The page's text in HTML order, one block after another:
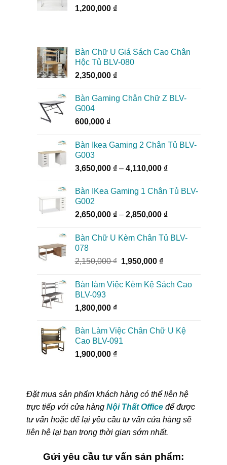
1,200,000 ₫
Bàn Chữ U Giá Sách Cao Chân
Hộc Tủ BLV-080
2,350,000 ₫
Bàn Gaming Chân Chữ Z BLV-
G004
600,000 ₫
Bàn Ikea Gaming 2 Chân Tủ BLV-
G003
3,650,000 ₫ – 4,110,000 ₫Khoảng
từ
đến
Bàn IKea Gaming 1 Chân Tủ BLV-
G002
2,650,000 ₫ – 2,850,000 ₫Khoảng
từ
Bàn Chữ U Kèm Chân Tủ BLV-
078
2,150,000₫ Giá
là:
1,950,000 ₫Giá
tại
Bàn làm Việc Kèm Kệ Sách Cao
BLV-093
1,800,000 ₫
Bàn Làm Việc Chân Chữ U Kệ
Cao BLV-091
1,900,000 ₫
Đặt mua sản phẩm khách hàng có thể liên hệ
trực tiếp với cửa hàng Nội Thất Officeđể được
tư vấn hoặc để lại yêu cầu tư vấn cửa hàng sẽ
liên hệ lại bạn trong thời gian sớm nhất.
Gửi yêu cầu tư vấn sản phẩm: